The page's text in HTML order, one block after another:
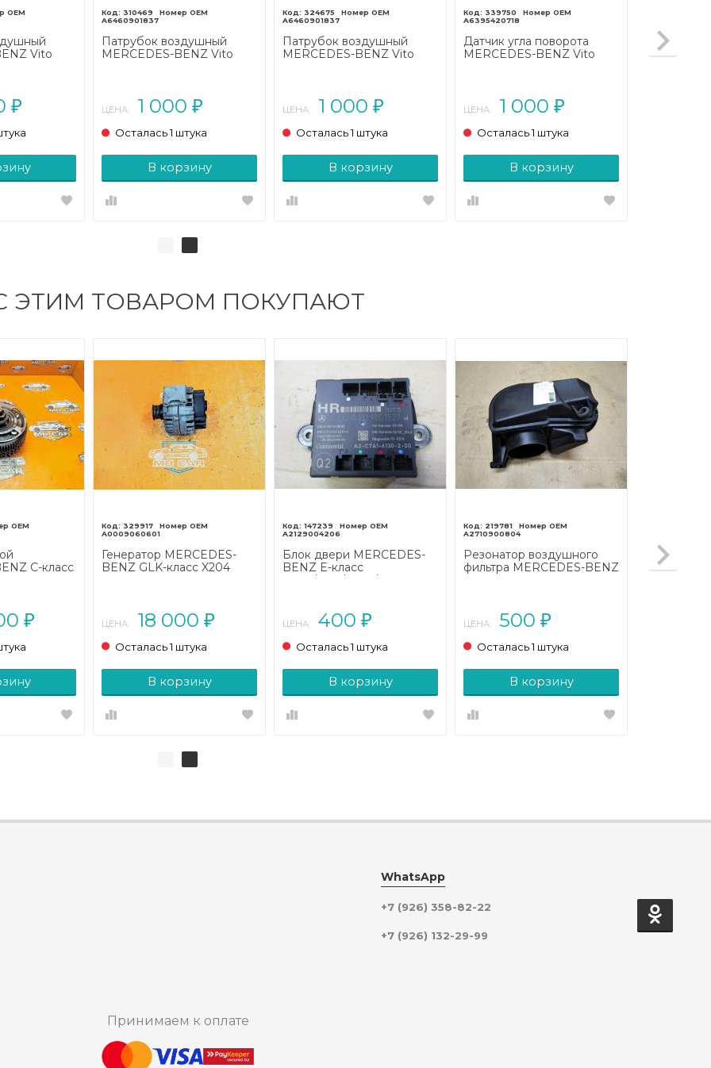
Vito
₽
310469
A6460901837
Патрубок воздушный
MERCEDES-BENZ Vito
ЦЕНА: 1 000 ₽
Осталась 1 штука
В корзину
324675
A6460901837
Патрубок воздушный
MERCEDES-BENZ Vito
ЦЕНА: 1 000 ₽
Осталась 1 штука
В корзину
339750
A6395420718
Датчик угла поворота
MERCEDES-BENZ Vito
ЦЕНА: 1 000 ₽
Осталась 1 штука
В корзину
ЭТИМ ТОВАРОМ ПОКУПАЮТ
C-класс
₽
329917
A0009060601
Генератор MERCEDES-
BENZ GLK-класс X204
ЦЕНА: 18 000 ₽
Осталась 1 штука
В корзину
147239
A2129004206
Блок двери MERCEDES-
BENZ E-класс
ЦЕНА: 400 ₽
Осталась 1 штука
В корзину
219781
A2710900804
Резонатор воздушного
фильтра MERCEDES-BENZ
ЦЕНА: 500 ₽
Осталась 1 штука
В корзину
WhatsApp
+7 (926) 358-82-22
+7 (926) 132-29-99
Принимаем к оплате